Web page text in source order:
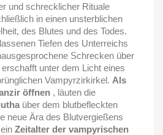
und schrecklicher Rituale
in einen unsterblichen
des Blutes und des Todes.
Tiefen des Unterreichs
Schrecken über
unter dem Licht eines
Vampyrzirkirkel. Als
öffnen , läuten die
über dem blutbefleckten
neue Ära des Blutvergießens
Zeitalter der vampyrischen